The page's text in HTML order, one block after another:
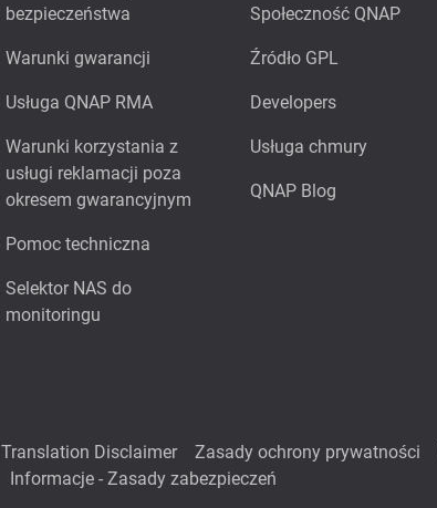
bezpieczeństwa
Warunki gwarancji
Usługa QNAP RMA
Warunki korzystania z
usługi reklamacji poza
okresem gwarancyjnym
Pomoc techniczna
Selektor NAS do
monitoringu
Społeczność QNAP
Źródło GPL
Developers
Usługa chmury
QNAP Blog
Translation Disclaimer Zasady ochrony prywatności
Informacje - Zasady zabezpieczeń